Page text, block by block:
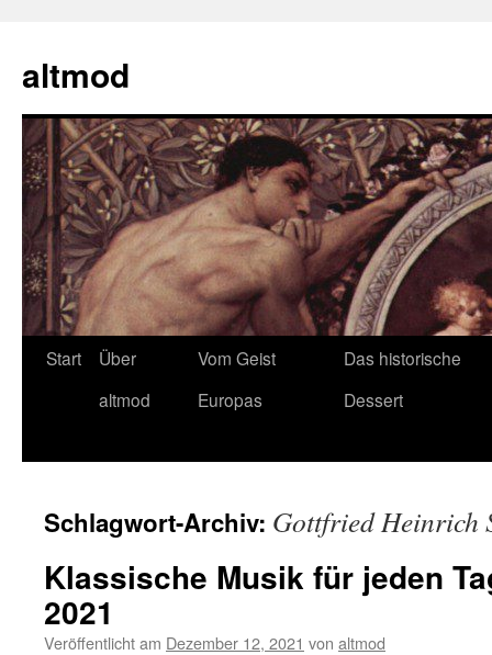
springen
altmod
Start
Über
altmod
Vom Geist
Europas
Das historische
Dessert
Schlagwort-Archiv: Gottfried Heinrich
Klassische Musik für jeden
2021
Veröffentlicht am Dezember 12, 2021 von altmod